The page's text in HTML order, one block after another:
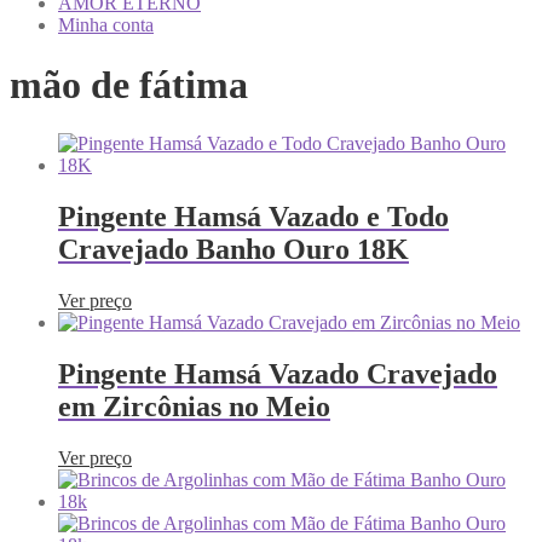
Minha conta
mão de fátima
Pingente Hamsá Vazado e Todo
Cravejado Banho Ouro 18K
Ver preço
Pingente Hamsá Vazado Cravejado
em Zircônias no Meio
Ver preço